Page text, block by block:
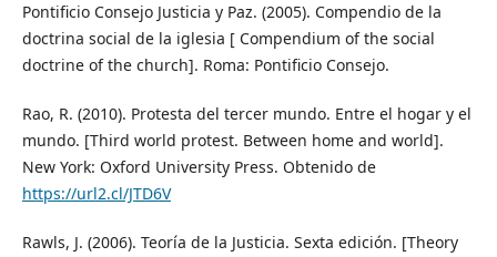
Pontificio Consejo Justicia y Paz. (2005). Compendio de la
doctrina social de la iglesia [ Compendium of the social
doctrine of the church]. Roma: Pontificio Consejo.
Rao, R. (2010). Protesta del tercer mundo. Entre el hogar y el
mundo. [Third world protest. Between home and world].
New York: Oxford University Press. Obtenido de
https://url2.cl/JTD6V
Rawls, J. (2006). Teoría de la Justicia. Sexta edición. [Theory